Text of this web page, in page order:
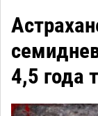
4,5 года